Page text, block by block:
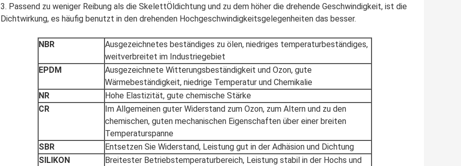
3. Passend zu weniger Reibung als die SkelettÖldichtung und zu dem höher die drehende Geschwindigkeit, ist die
Dichtwirkung, es häufig benutzt in den drehenden Hochgeschwindigkeitsgelegenheiten das besser.
NBR
Ausgezeichnetes beständiges zu ölen, niedriges temperaturbeständiges,
weitverbreitet im Industriegebiet
EPDM
Ausgezeichnete Witterungsbeständigkeit und Ozon, gute
Wärmebeständigkeit, niedrige Temperatur und Chemikalie
NR
Hohe Elastizität, gute chemische Stärke
CR
Im Allgemeinen guter Widerstand zum Ozon, zum Altern und zu den
chemischen, guten mechanischen Eigenschaften über einer breiten
Temperaturspanne
SBR
Entsetzen Sie Widerstand, Leistung gut in der Adhäsion und Dichtung
SILIKON
Breitester Betriebstemperaturbereich, Leistung stabil in der Hochs und